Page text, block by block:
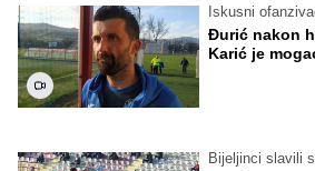
Iskusni
Đurić nakon
Karić je
Bijeljinci slavili